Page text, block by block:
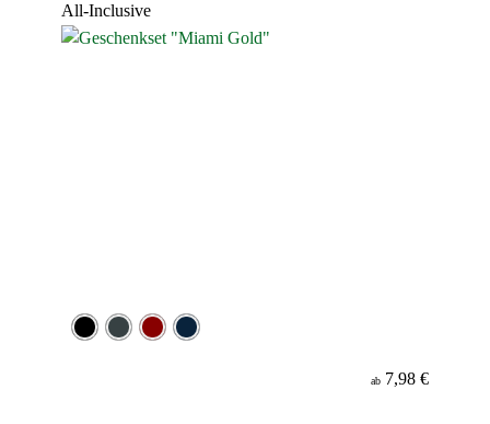
All-Inclusive
ab 7,98 €